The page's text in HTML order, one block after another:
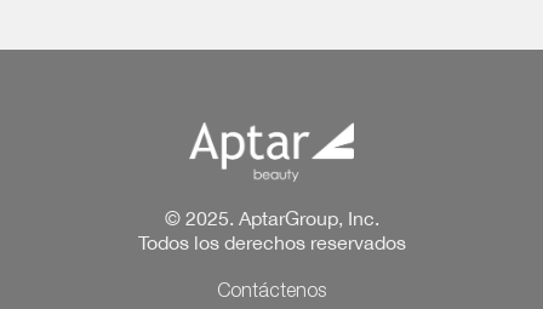
© 2025. AptarGroup, Inc.
Todos los derechos reservados
Contáctenos